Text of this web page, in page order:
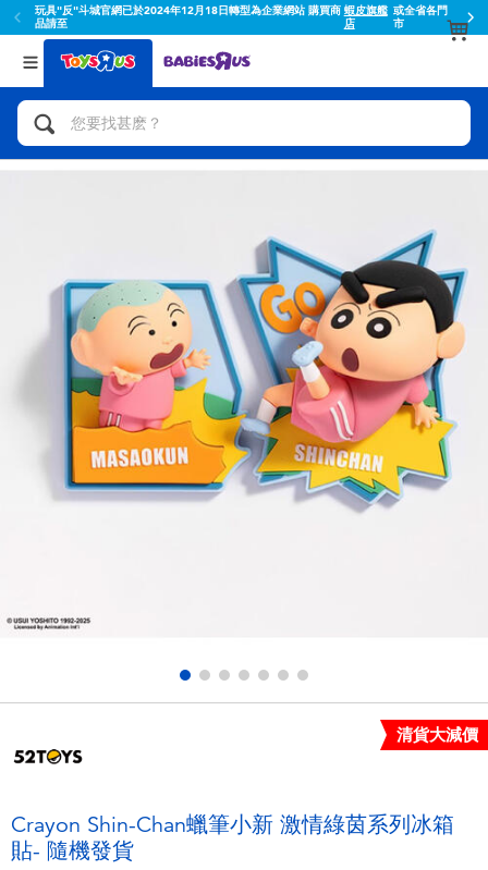
玩具"反"斗城官網已於2024年12月18日轉型為企業網站 購買商
品請至
蝦皮旗艦
店
或全省各門
市
返回
分類目錄
人氣英雄,角色扮演,射擊玩具
玩具車,貨車,火車及遙控系列
手工藝,文具,蠟筆,泥膠,畫板
娃娃, 芭比,收藏公仔
電子玩具
益智學習玩具
戶外及運動用品
返回
品牌
Toy Story玩具總動員
Fuggler
Miniso名創優品
playpop
LEGO樂高
Disney Frozen迪士尼冰雪奇緣
清貨大減價
Crayon Shin-Chan蠟筆小新 激情綠茵系列冰箱
貼- 隨機發貨